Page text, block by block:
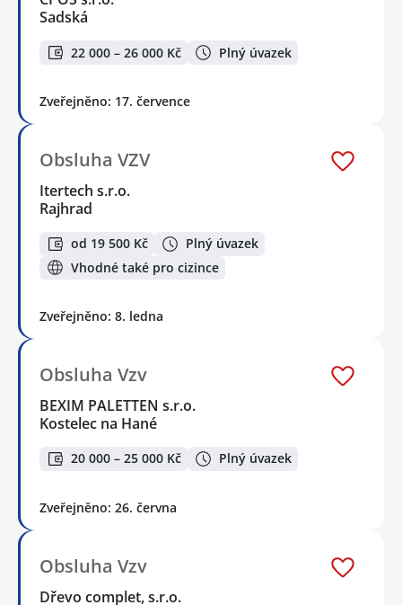
Sadská
22 000 – 26 000 Kč Plný úvazek
Zveřejněno: 17. července
Obsluha VZV
Itertech s.r.o.
Rajhrad
od 19 500 Kč
Plný úvazek
Vhodné také pro cizince
Zveřejněno: 8. ledna
Obsluha Vzv
BEXIM PALETTEN s.r.o.
Kostelec na Hané
20 000 – 25 000 Kč Plný úvazek
Zveřejněno: 26. června
Obsluha Vzv
Dřevo complet, s.r.o.